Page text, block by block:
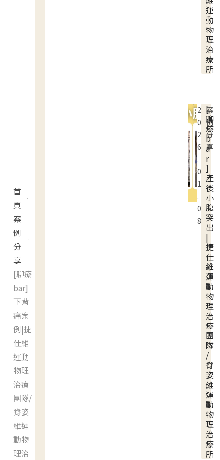
首
頁
案
例
分
享
[聊療
bar]
下背
痛案
例|捷
仕維
運動
物理
治療
團隊/
脊姿
維運
動物
理治
運
動
物
理
治
療
所
2
0
2
6
.
0
1
.
0
8
案
例
分
享
[
聊
療
b
a
r
]
產
後
小
腹
突
出
|
捷
仕
維
運
動
物
理
治
療
團
隊
/
脊
姿
維
運
動
物
理
治
療
所